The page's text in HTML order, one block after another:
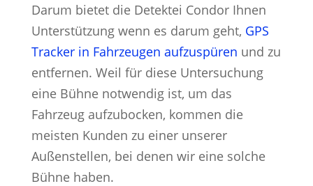
Darum bietet die Detektei Condor Ihnen
Unterstützung wenn es darum geht, GPS
Tracker in Fahrzeugen aufzuspüren und zu
entfernen. Weil für diese Untersuchung
eine Bühne notwendig ist, um das
Fahrzeug aufzubocken, kommen die
meisten Kunden zu einer unserer
Außenstellen, bei denen wir eine solche
Bühne haben.